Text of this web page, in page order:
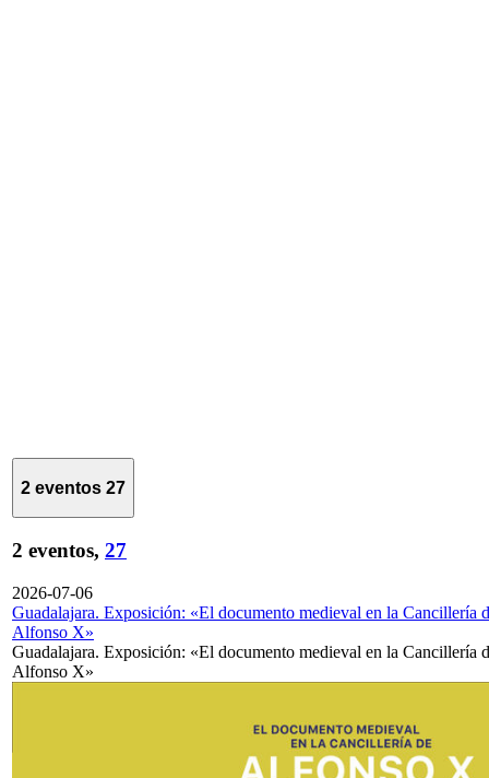
2 eventos 27
2 eventos, 27
2026-07-06
Guadalajara. Exposición: «El documento medieval en la Cancillería
Alfonso X»
Guadalajara. Exposición: «El documento medieval en la Cancillería
Alfonso X»